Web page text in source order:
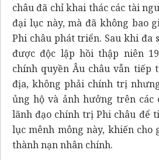
châu đã chỉ khai thác các tài
đại lục này, mà đã không bao
Phi châu phát triển. Sau khi đa
được độc lập hồi thập niên
chính quyền Âu châu vẫn tiếp
địa, không phải chính trị
ủng hộ và ảnh hưởng trên các
lãnh đạo chính trị Phi châu để
lục mênh mông này, khiến
thành nạn nhân chính.